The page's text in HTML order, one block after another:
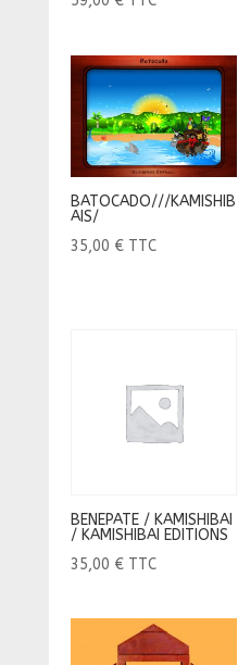
BATOCADO///KAMISHIB
AIS/
35,00 € TTC
BENEPATE / KAMISHIBAI
/ KAMISHIBAI EDITIONS
35,00 € TTC